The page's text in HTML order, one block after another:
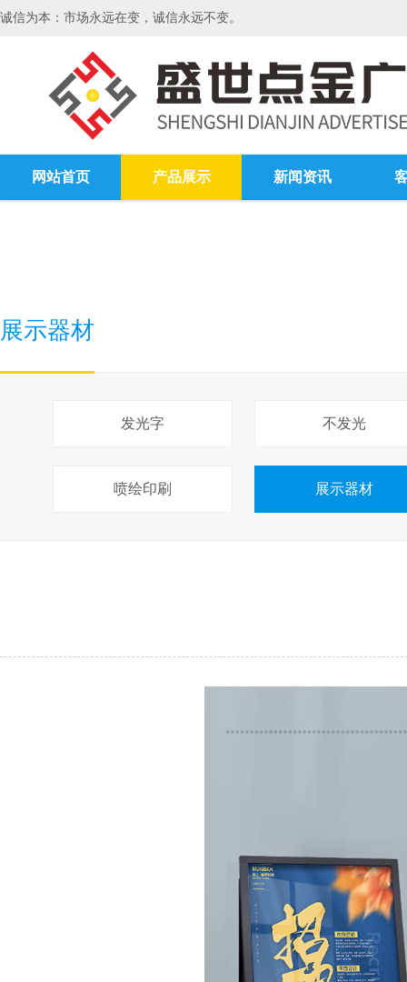
诚信为本：市场永远在变，诚信永远不变。
网站首页 产品展示 新闻资讯
展示器材
发光字 不发光
喷绘印刷 展示器材